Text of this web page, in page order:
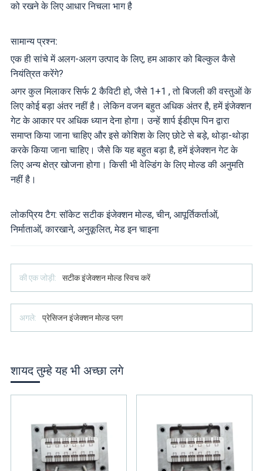
को रखने के लिए आधार निचला भाग है
सामान्य प्रश्न:
एक ही सांचे में अलग-अलग उत्पाद के लिए, हम आकार को बिल्कुल कैसे
नियंत्रित करेंगे?
अगर कुल मिलाकर सिर्फ 2 कैविटी हो, जैसे 1+1 , तो बिजली की वस्तुओं के
लिए कोई बड़ा अंतर नहीं है। लेकिन वजन बहुत अधिक अंतर है, हमें इंजेक्शन
गेट के आकार पर अधिक ध्यान देना होगा। उन्हें शार्प ईडीएम पिन द्वारा
समाप्त किया जाना चाहिए और इसे कोशिश के लिए छोटे से बड़े, थोड़ा-थोड़ा
करके किया जाना चाहिए। जैसे कि यह बहुत बड़ा है, हमें इंजेक्शन गेट के
लिए अन्य क्षेत्र खोजना होगा। किसी भी वेल्डिंग के लिए मोल्ड की अनुमति
नहीं है।
लोकप्रिय टैग: सॉकेट सटीक इंजेक्शन मोल्ड, चीन, आपूर्तिकर्ताओं,
निर्माताओं, कारखाने, अनुकूलित, मेड इन चाइना
की एक जोड़ी: सटीक इंजेक्शन मोल्ड स्विच करें
अगले: प्रेसिजन इंजेक्शन मोल्ड प्लग
शायद तुम्हे यह भी अच्छा लगे